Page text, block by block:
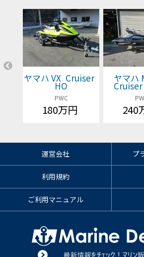
ヤマハ VX Cruiser
HO
PWC
180万円
ヤマハ
240
運営会社 プ
利用規約
ご利用マニュアル